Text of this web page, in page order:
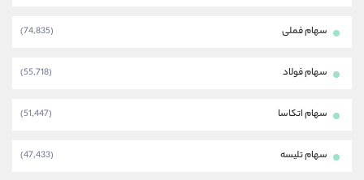
سهام فملی (74,835)
سهام فولاد (55,718)
سهام اتکاسا (51,447)
سهام تلیسه (47,433)